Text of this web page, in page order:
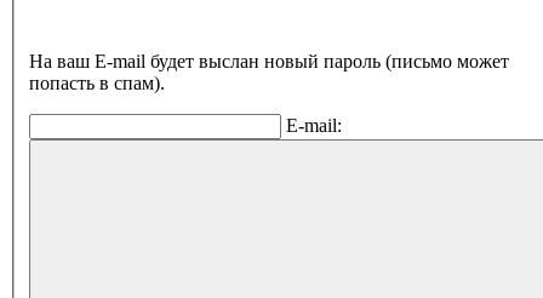
На ваш E-mail будет выслан новый пароль (письмо может
попасть в спам).
E-mail: